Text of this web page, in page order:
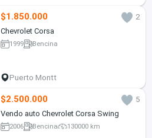
$1.850.000
2
Chevrolet Corsa
1999 Bencina
Puerto Montt
$2.500.000
5
Vendo auto Chevrolet Corsa Swing
2006 Bencina 130000 km